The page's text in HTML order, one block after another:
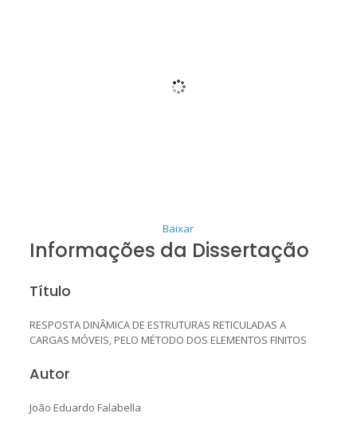
Baixar
Informações da Dissertação
Título
RESPOSTA DINÂMICA DE ESTRUTURAS RETICULADAS A
CARGAS MÓVEIS, PELO MÉTODO DOS ELEMENTOS FINITOS
Autor
João Eduardo Falabella